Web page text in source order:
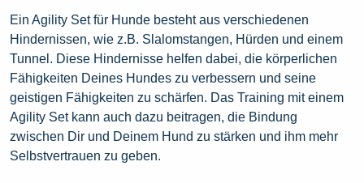
Ein Agility Set für Hunde besteht aus verschiedenen
Hindernissen, wie z.B. Slalomstangen, Hürden und einem
Tunnel. Diese Hindernisse helfen dabei, die körperlichen
Fähigkeiten Deines Hundes zu verbessern und seine
geistigen Fähigkeiten zu schärfen. Das Training mit einem
Agility Set kann auch dazu beitragen, die Bindung
zwischen Dir und Deinem Hund zu stärken und ihm mehr
Selbstvertrauen zu geben.